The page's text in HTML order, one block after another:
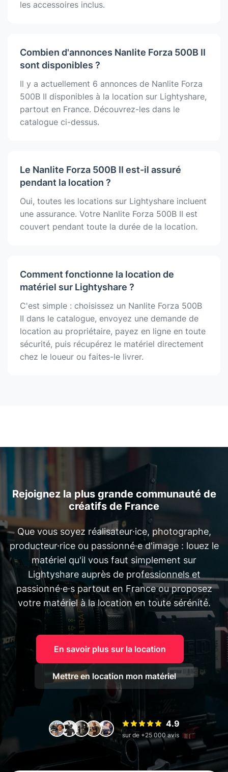
les accessoires inclus.
Combien d'annonces Nanlite Forza 500B II
sont disponibles ?
Il y a actuellement 6 annonces de Nanlite Forza
500B II disponibles à la location sur Lightyshare,
partout en France. Découvrez-les dans le
catalogue ci-dessus.
Le Nanlite Forza 500B II est-il assuré
pendant la location ?
Oui, toutes les locations sur Lightyshare incluent
une assurance. Votre Nanlite Forza 500B II est
couvert pendant toute la durée de la location.
Comment fonctionne la location de
matériel sur Lightyshare ?
C'est simple : choisissez un Nanlite Forza 500B
II dans le catalogue, envoyez une demande de
location au propriétaire, payez en ligne en toute
sécurité, puis récupérez le matériel directement
chez le loueur ou faites-le livrer.
Rejoignez la plus grande communauté de
créatifs de France
Que vous soyez réalisateur·ice, photographe,
producteur·rice ou passionné·e d'image : louez le
matériel qu'il vous faut simplement sur
Lightyshare auprès de professionnels et
passionné·e·s partout en France ou proposez
votre matériel à la location en toute sérénité.
En savoir plus sur la location
Mettre en location mon matériel
4.9
sur de +25 000 avis